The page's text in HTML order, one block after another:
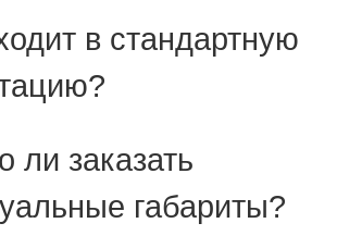
в стандартную
заказать
габариты?